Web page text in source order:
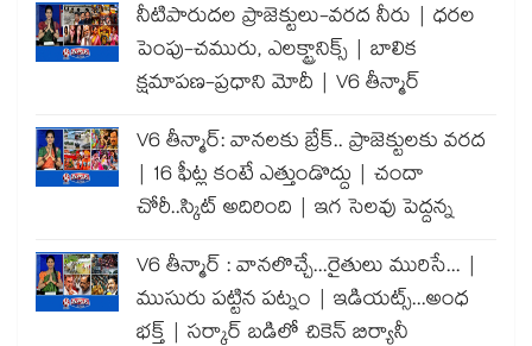
నీటిపారుదల ప్రాజెక్టులు-వరద నీరు | ధరల
పెంపు-చమురు, ఎలక్ట్రానిక్స్ | బాలిక
క్షమాపణ-ప్రధాని మోదీ | V6 తీన్మార్
V6 తీన్మార్: వానలకు బ్రేక్.. ప్రాజెక్టులకు వరద
| 16 ఫీట్ల కంటే ఎత్తుండొద్దు | చందా
చోరీ..స్కిట్ అదిరింది | ఇగ సెలవు పెద్దన్న
V6 తీన్మార్ : వానలొచ్చే...రైతులు మురిసే... |
ముసురు పట్టిన పట్నం | ఇడియట్స్...అంధ
భక్త్ | సర్కార్ బడిలో చికెన్ బిర్యానీ